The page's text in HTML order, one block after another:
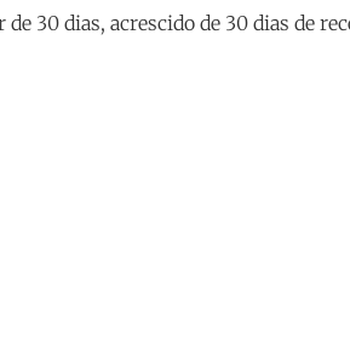
30 dias, acrescido de 30 dias de